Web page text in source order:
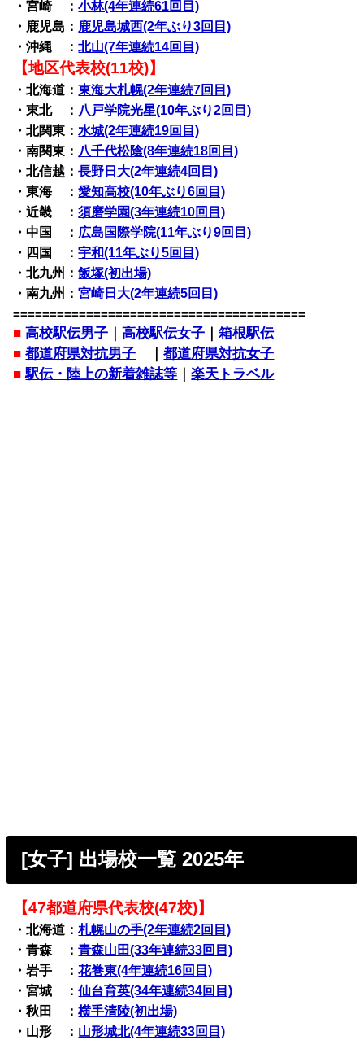
・宮崎 ：小林(4年連続61回目)
・鹿児島： 鹿児島城西(2年ぶり3回目)
・沖縄 ：北山(7年連続14回目)
【地区代表校(11校)】
・北海道：東海大札幌(2年連続7回目)
・東北 ： 八戸学院光星(10年ぶり2回目)
・北関東：水城(2年連続19回目)
・南関東： 八千代松陰(8年連続18回目)
・北信越：長野日大(2年連続4回目)
・東海 ：愛知高校(10年ぶり6回目)
・近畿 ：須磨学園(3年連続10回目)
・中国 ： 広島国際学院(11年ぶり9回目)
・四国 ：宇和(11年ぶり5回目)
・北九州：飯塚(初出場)
・南九州：宮崎日大(2年連続5回目)
========================================
■ 高校駅伝男子 ｜高校駅伝女子 ｜箱根駅伝
■ 都道府県対抗男子 ｜都道府県対抗女子
■ 駅伝・陸上の新着雑誌等 ｜楽天トラベル
[女子] 出場校一覧 2025年
【47都道府県代表校(47校)】
・北海道：札幌山の手(2年連続2回目)
・青森 ：青森山田(33年連続33回目)
・岩手 ：花巻東(4年連続16回目)
・宮城 ：仙台育英(34年連続34回目)
・秋田 ：横手清陵(初出場)
・山形 ： 山形城北(4年連続33回目)